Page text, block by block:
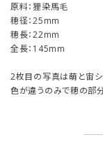
原料：狸染馬毛
穂径：25mm
穂長：22mm
全長：145mm
2枚目の写真は萌と宙シ
色が違うのみで穂の部分